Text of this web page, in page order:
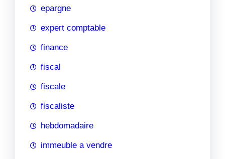
epargne
expert comptable
finance
fiscal
fiscale
fiscaliste
hebdomadaire
immeuble a vendre